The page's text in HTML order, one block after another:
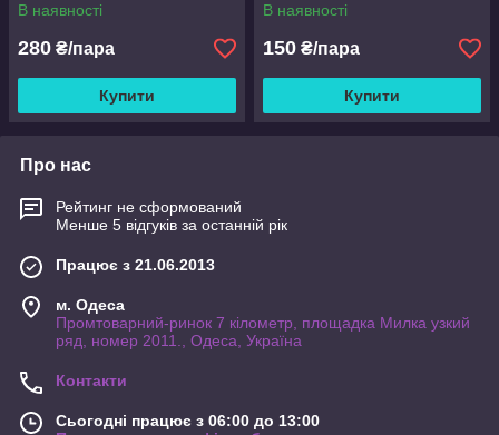
В наявності
280 ₴/пара
Купити
В наявності
150 ₴/пара
Купити
Про нас
Рейтинг не сформований
Менше 5 відгуків за останній рік
Працює з 21.06.2013
м. Одеса
Промтоварний-ринок 7 кілометр, площадка Милка узкий
ряд, номер 2011., Одеса, Україна
Контакти
Сьогодні працює з 06:00 до 13:00